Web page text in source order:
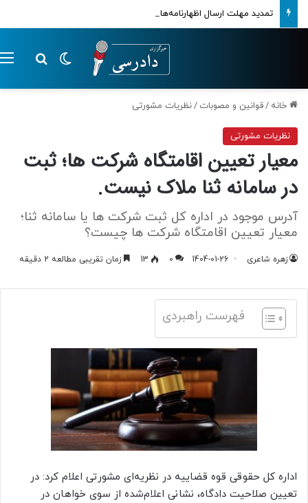
تمدید مهلت ارسال اظهارنامه‌های مالیاتی تا پایان تابستان 1405
تغییر پوسته
خانه /قوانین و مصوبات /نظریات مشورتی
نظریات مشورتی
معیار تعیین اقامتگاه شرکت ها؛ ثبت
در سامانه ثنا ملاک نیست.
آدرس موجود در اداره کل ثبت شرکت ها یا سامانه ثنا؛
معیار تعیین اقامتگاه شرکت ها چیست؟
زهره شاعری 1404-01-26
0
13 زمان تقریبی مطالعه 2 دقیقه
فهرست راهبردی
اداره کل حقوقی قوه قضاییه در نظریه‌ای مشورتی اعلام کرد: در
تعیین صلاحیت دادگاه، نشانی اعلام‌شده از سوی خواهان در